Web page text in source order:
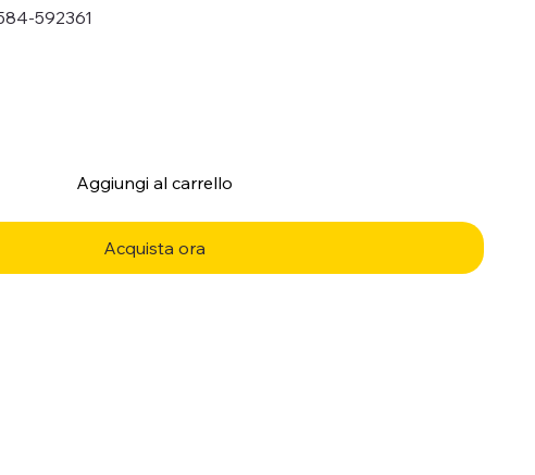
592361
Aggiungi al carrello
Acquista ora